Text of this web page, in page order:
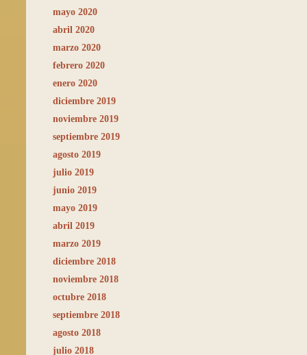
mayo 2020
abril 2020
marzo 2020
febrero 2020
enero 2020
diciembre 2019
noviembre 2019
septiembre 2019
agosto 2019
julio 2019
junio 2019
mayo 2019
abril 2019
marzo 2019
diciembre 2018
noviembre 2018
octubre 2018
septiembre 2018
agosto 2018
julio 2018